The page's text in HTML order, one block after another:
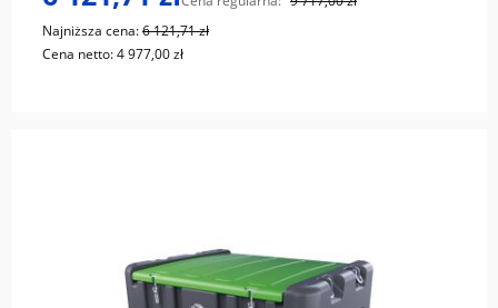
Najniższa cena:6 121,71 zł
Cena netto:4 977,00 zł